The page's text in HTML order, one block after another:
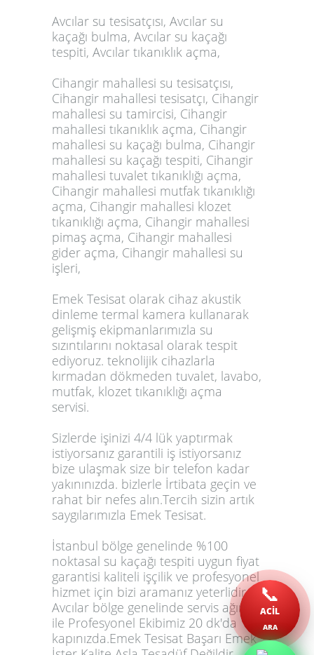
📞
ACİL
ARA
Avcılar su tesisatçısı, Avcılar su
kaçağı bulma, Avcılar su kaçağı
tespiti, Avcılar tıkanıklık açma,
Cihangir mahallesi su tesisatçısı,
Cihangir mahallesi tesisatçı, Cihangir
mahallesi su tamircisi, Cihangir
mahallesi tıkanıklık açma, Cihangir
mahallesi su kaçağı bulma, Cihangir
mahallesi su kaçağı tespiti, Cihangir
mahallesi tuvalet tıkanıklığı açma,
Cihangir mahallesi mutfak tıkanıklığı
açma, Cihangir mahallesi klozet
tıkanıklığı açma, Cihangir mahallesi
pimaş açma, Cihangir mahallesi
gider açma, Cihangir mahallesi su
işleri,
Emek Tesisat olarak cihaz akustik
dinleme termal kamera kullanarak
gelişmiş ekipmanlarımızla su
sızıntılarını noktasal olarak tespit
ediyoruz. teknolijik cihazlarla
kırmadan dökmeden tuvalet, lavabo,
mutfak, klozet tıkanıklığı açma
servisi.
Sizlerde işinizi 4/4 lük yaptırmak
istiyorsanız garantili iş istiyorsanız
bize ulaşmak size bir telefon kadar
yakınınızda. bizlerle İrtibata geçin ve
rahat bir nefes alın.Tercih sizin artık
saygılarımızla Emek Tesisat.
İstanbul bölge genelinde %100
noktasal su kaçağı tespiti uygun fiyat
garantisi kaliteli işçilik ve profesyonel
hizmet için bizi aramanız yeterlidir.
Avcılar bölge genelinde servis ağımız
ile Profesyonel Ekibimiz 20 dk'da
kapınızda.Emek Tesisat Başarı Emek